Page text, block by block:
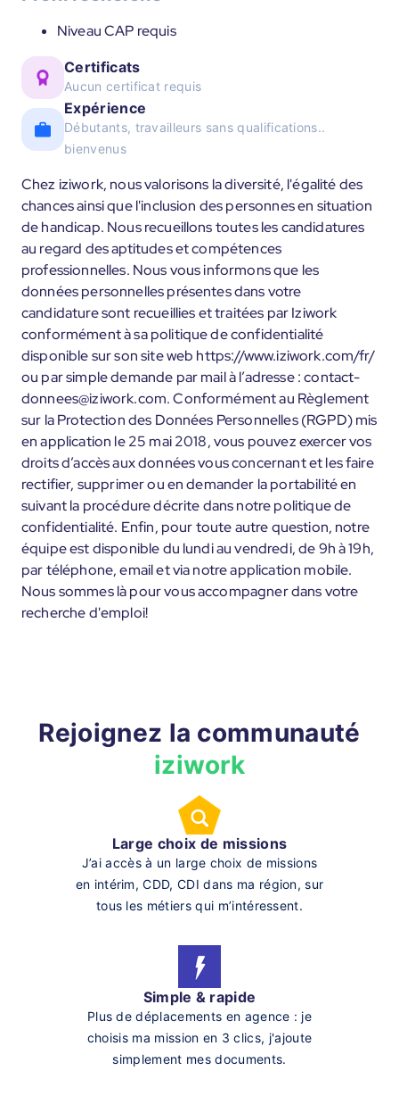
Niveau CAP requis
Certificats
Aucun certificat requis
Expérience
Débutants, travailleurs sans qualifications..
bienvenus
Chez iziwork, nous valorisons la diversité, l'égalité des
chances ainsi que l'inclusion des personnes en situation
de handicap. Nous recueillons toutes les candidatures
au regard des aptitudes et compétences
professionnelles. Nous vous informons que les
données personnelles présentes dans votre
candidature sont recueillies et traitées par Iziwork
conformément à sa politique de confidentialité
disponible sur son site web https://www.iziwork.com/fr/
ou par simple demande par mail à l’adresse : contact-
donnees@iziwork.com. Conformément au Règlement
sur la Protection des Données Personnelles (RGPD) mis
en application le 25 mai 2018, vous pouvez exercer vos
droits d’accès aux données vous concernant et les faire
rectifier, supprimer ou en demander la portabilité en
suivant la procédure décrite dans notre politique de
confidentialité. Enfin, pour toute autre question, notre
équipe est disponible du lundi au vendredi, de 9h à 19h,
par téléphone, email et via notre application mobile.
Nous sommes là pour vous accompagner dans votre
recherche d'emploi!
Rejoignez la communauté
iziwork
Large choix de missions
J’ai accès à un large choix de missions
en intérim, CDD, CDI dans ma région, sur
tous les métiers qui m’intéressent.
Simple & rapide
Plus de déplacements en agence : je
choisis ma mission en 3 clics, j'ajoute
simplement mes documents.